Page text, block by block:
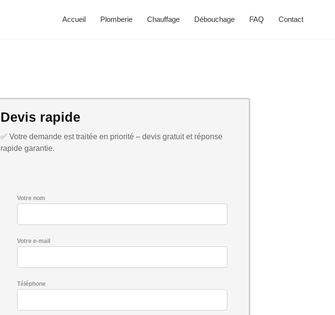
Accueil Plomberie Chauffage Débouchage FAQ Contact
Devis rapide
✅ Votre demande est traitée en priorité – devis gratuit et réponse
rapide garantie.
Votre nom
Votre e-mail
Téléphone